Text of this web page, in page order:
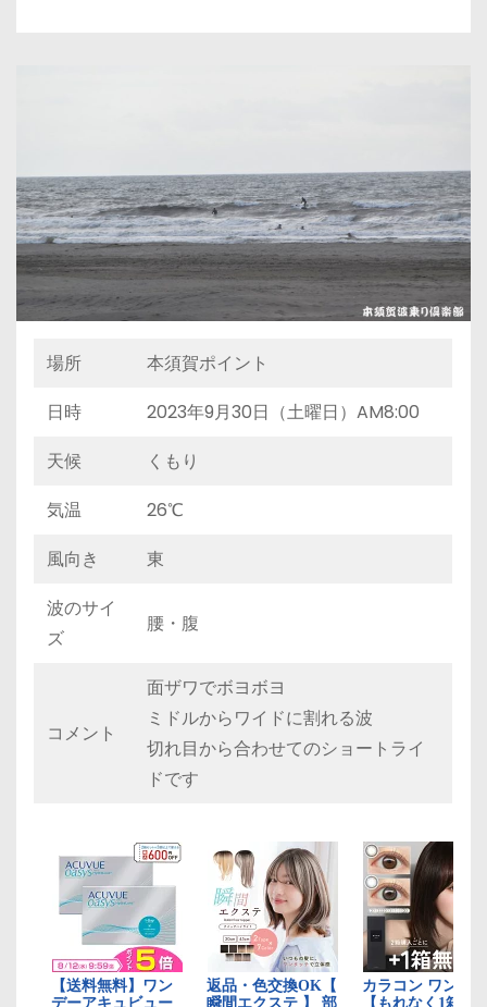
場所
本須賀ポイント
日時
2023年9月30日（土曜日）AM8:00
天候
くもり
気温
26℃
風向き
東
波のサイ
ズ
腰・腹
コメント
面ザワでボヨボヨ
ミドルからワイドに割れる波
切れ目から合わせてのショートライ
ドです